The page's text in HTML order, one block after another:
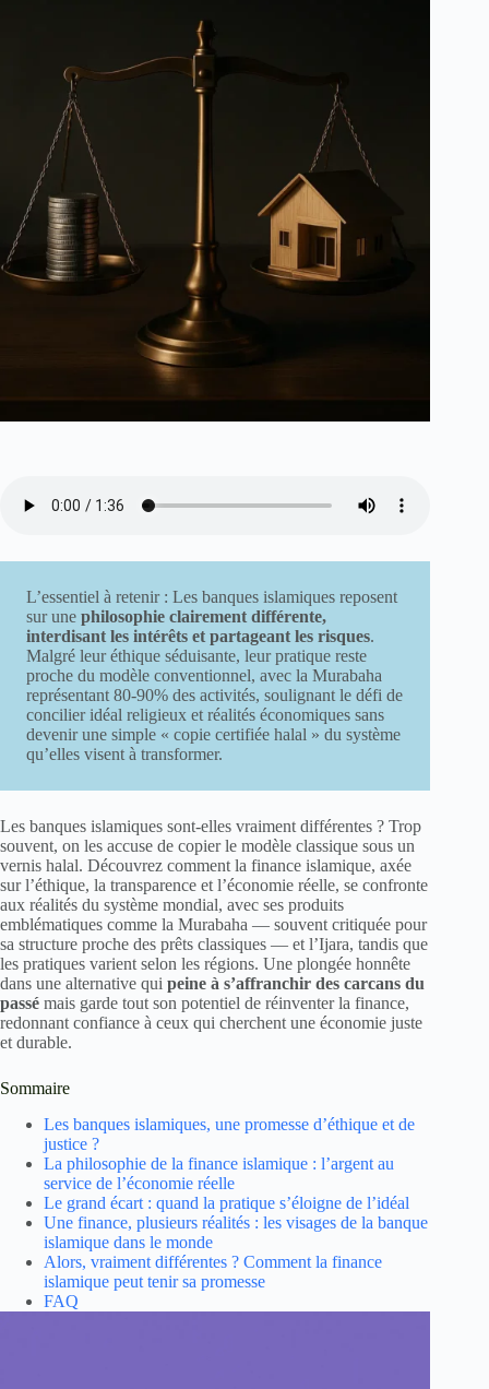
L’essentiel à retenir : Les banques islamiques reposent
sur une philosophie clairement différente,
interdisant les intérêts et partageant les risques.
Malgré leur éthique séduisante, leur pratique reste
proche du modèle conventionnel, avec la Murabaha
représentant 80-90% des activités, soulignant le défi de
concilier idéal religieux et réalités économiques sans
devenir une simple « copie certifiée halal » du système
qu’elles visent à transformer.
Les banques islamiques sont-elles vraiment différentes ? Trop
souvent, on les accuse de copier le modèle classique sous un
vernis halal. Découvrez comment la finance islamique, axée
sur l’éthique, la transparence et l’économie réelle, se confronte
aux réalités du système mondial, avec ses produits
emblématiques comme la Murabaha — souvent critiquée pour
sa structure proche des prêts classiques — et l’Ijara, tandis que
les pratiques varient selon les régions. Une plongée honnête
dans une alternative qui peine à s’affranchir des carcans du
passé mais garde tout son potentiel de réinventer la finance,
redonnant confiance à ceux qui cherchent une économie juste
et durable.
Sommaire
Les banques islamiques, une promesse d’éthique et de
justice ?
La philosophie de la finance islamique : l’argent au
service de l’économie réelle
Le grand écart : quand la pratique s’éloigne de l’idéal
Une finance, plusieurs réalités : les visages de la banque
islamique dans le monde
Alors, vraiment différentes ? Comment la finance
islamique peut tenir sa promesse
FAQ